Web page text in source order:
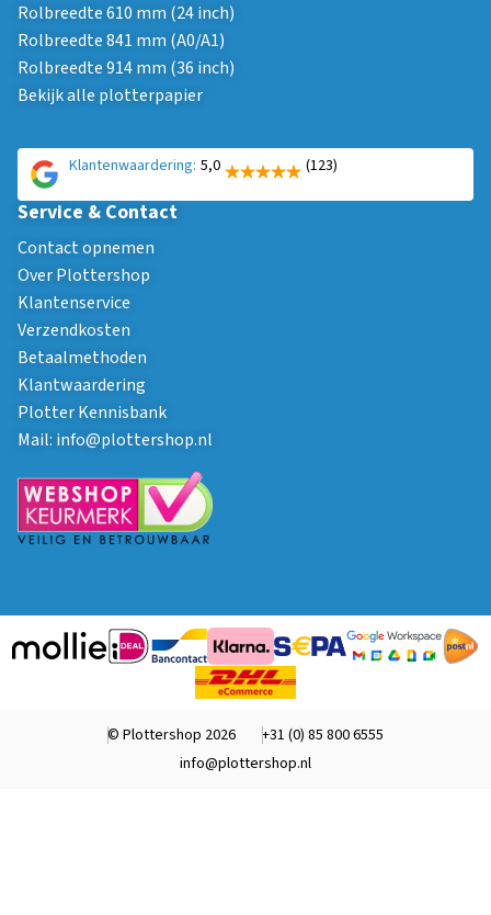
Rolbreedte 610 mm (24 inch)
Rolbreedte 841 mm (A0/A1)
Rolbreedte 914 mm (36 inch)
Bekijk alle plotterpapier
Klantenwaardering: 5,0 (123)
Service & Contact
Contact opnemen
Over Plottershop
Klantenservice
Verzendkosten
Betaalmethoden
Klantwaardering
Plotter Kennisbank
Mail: info@plottershop.nl
© Plottershop 2026
+31 (0) 85 800 6555
info@plottershop.nl